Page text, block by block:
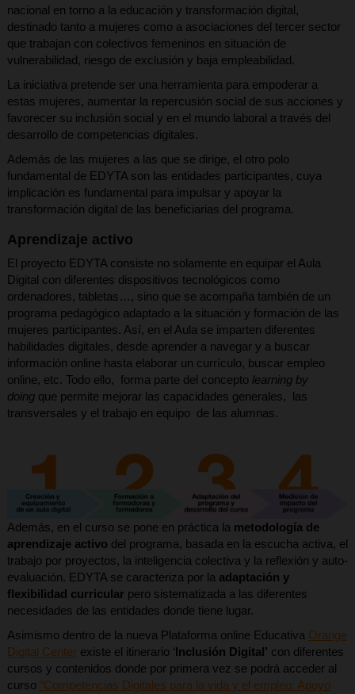
nacional en torno a la educación y transformación digital,
destinado tanto a mujeres como a asociaciones del tercer sector
que trabajan con colectivos femeninos en situación de
vulnerabilidad, riesgo de exclusión y baja empleabilidad.
La iniciativa pretende ser una herramienta para empoderar a
estas mujeres, aumentar la repercusión social de sus acciones y
favorecer su inclusión social y en el mundo laboral a través del
desarrollo de competencias digitales.
Además de las mujeres a las que se dirige, el otro polo
fundamental de EDYTA son las entidades participantes, cuya
implicación es fundamental para impulsar y apoyar la
transformación digital de las beneficiarias del programa.
Aprendizaje activo
El proyecto EDYTA consiste no solamente en equipar el Aula
Digital con diferentes dispositivos tecnológicos como
ordenadores, tabletas…, sino que se acompaña también de un
programa pedagógico adaptado a la situación y formación de las
mujeres participantes. Así, en el Aula se imparten diferentes
habilidades digitales, desde aprender a navegar y a buscar
información online hasta elaborar un currículo, buscar empleo
online, etc. Todo ello, forma parte del concepto learning by
doingque permite mejorar las capacidades generales, las
transversales y el trabajo en equipo de las alumnas.
Además, en el curso se pone en práctica la metodología de
aprendizaje activo del programa, basada en la escucha activa, el
trabajo por proyectos, la inteligencia colectiva y la reflexión y auto-
evaluación. EDYTA se caracteriza por la adaptación y
flexibilidad curricular pero sistematizada a las diferentes
necesidades de las entidades donde tiene lugar.
Asimismo dentro de la nueva Plataforma online Educativa Orange
Digital Centerexiste el itinerario ‘Inclusión Digital’ con diferentes
cursos y contenidos donde por primera vez se podrá acceder al
curso “Competencias Digitales para la vida y el empleo: Apoyo